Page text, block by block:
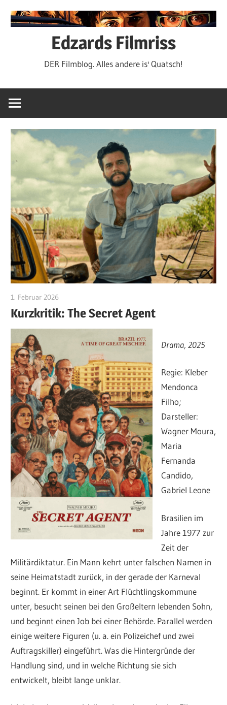
Inhalt
Edzards Filmriss
DER Filmblog. Alles andere is' Quatsch!
1. Februar 2026
Kurzkritik: The Secret Agent
Drama, 2025
Regie: Kleber
Mendonca
Filho;
Darsteller:
Wagner Moura,
Maria
Fernanda
Candido,
Gabriel Leone
Brasilien im
Jahre 1977 zur
Zeit der
Militärdiktatur. Ein Mann kehrt unter falschen Namen in
seine Heimatstadt zurück, in der gerade der Karneval
beginnt. Er kommt in einer Art Flüchtlingskommune
unter, besucht seinen bei den Großeltern lebenden Sohn,
und beginnt einen Job bei einer Behörde. Parallel werden
einige weitere Figuren (u. a. ein Polizeichef und zwei
Auftragskiller) eingeführt. Was die Hintergründe der
Handlung sind, und in welche Richtung sie sich
entwickelt, bleibt lange unklar.